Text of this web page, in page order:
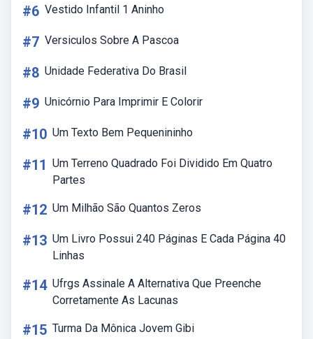
#6 Vestido Infantil 1 Aninho
#7 Versiculos Sobre A Pascoa
#8 Unidade Federativa Do Brasil
#9 Unicórnio Para Imprimir E Colorir
#10 Um Texto Bem Pequenininho
#11 Um Terreno Quadrado Foi Dividido Em Quatro
Partes
#12 Um Milhão São Quantos Zeros
#13 Um Livro Possui 240 Páginas E Cada Página 40
Linhas
#14 Ufrgs Assinale A Alternativa Que Preenche
Corretamente As Lacunas
#15 Turma Da Mônica Jovem Gibi